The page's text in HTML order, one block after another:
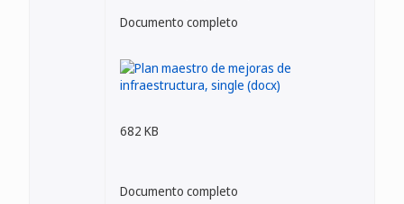
Documento completo
682 KB
Documento completo